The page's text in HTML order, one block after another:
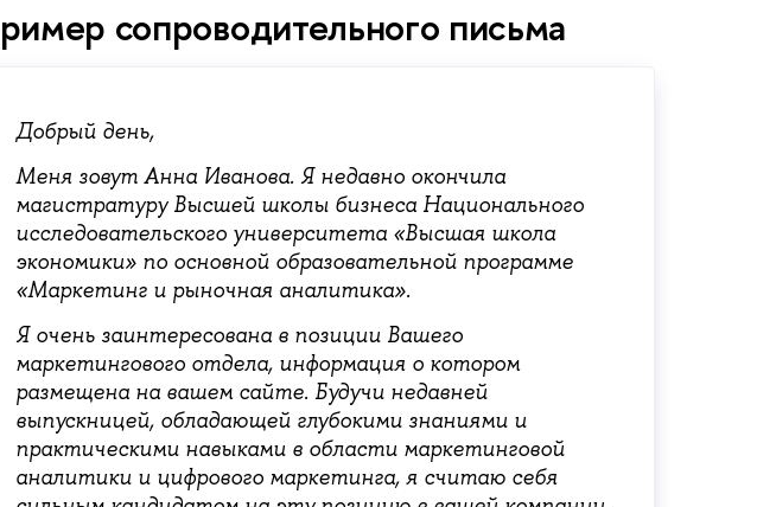
сопроводительного письма
Добрый день,
Меня зовут Анна Иванова. Я недавно окончила
магистратуру Высшей школы бизнеса Национального
исследовательского университета «Высшая школа
экономики» по основной образовательной программе
«Маркетинг и рыночная аналитика».
Я очень заинтересована в позиции Вашего
маркетингового отдела, информация о котором
размещена на вашем сайте. Будучи недавней
выпускницей, обладающей глубокими знаниями и
практическими навыками в области маркетинговой
аналитики и цифрового маркетинга, я считаю себя